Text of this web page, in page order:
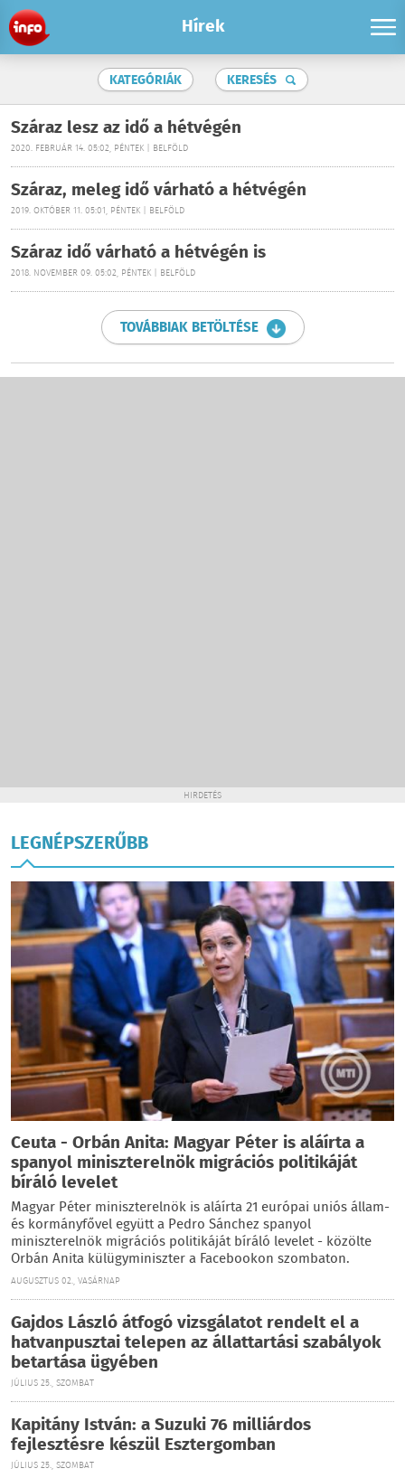
Hírek
KATEGÓRIÁK KERESÉS
Száraz lesz az idő a hétvégén
2020. FEBRUÁR 14. 05:02, PÉNTEK | BELFÖLD
Száraz, meleg idő várható a hétvégén
2019. OKTÓBER 11. 05:01, PÉNTEK | BELFÖLD
Száraz idő várható a hétvégén is
2018. NOVEMBER 09. 05:02, PÉNTEK | BELFÖLD
TOVÁBBIAK BETÖLTÉSE
HIRDETÉS
LEGNÉPSZERŰBB
Ceuta - Orbán Anita: Magyar Péter is aláírta a
spanyol miniszterelnök migrációs politikáját
bíráló levelet
Magyar Péter miniszterelnök is aláírta 21 európai uniós állam-
és kormányfővel együtt a Pedro Sánchez spanyol
miniszterelnök migrációs politikáját bíráló levelet - közölte
Orbán Anita külügyminiszter a Facebookon szombaton.
AUGUSZTUS 02., VASÁRNAP
Gajdos László átfogó vizsgálatot rendelt el a
hatvanpusztai telepen az állattartási szabályok
betartása ügyében
JÚLIUS 25., SZOMBAT
Kapitány István: a Suzuki 76 milliárdos
fejlesztésre készül Esztergomban
JÚLIUS 25., SZOMBAT